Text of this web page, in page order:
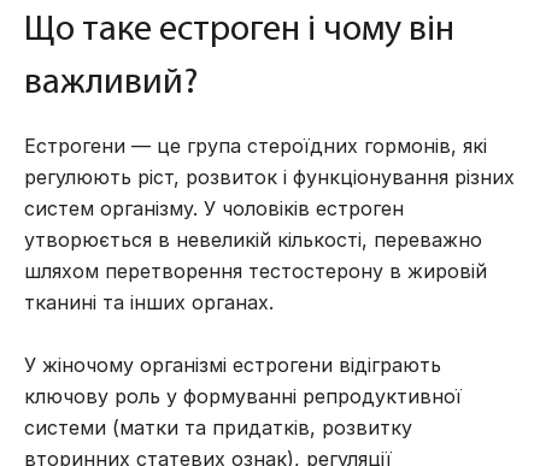
Що таке естроген і чому він
важливий?
Естрогени — це група стероїдних гормонів, які
регулюють ріст, розвиток і функціонування різних
систем організму. У чоловіків естроген
утворюється в невеликій кількості, переважно
шляхом перетворення тестостерону в жировій
тканині та інших органах.
У жіночому організмі естрогени відіграють
ключову роль у формуванні репродуктивної
системи (матки та придатків, розвитку
вторинних статевих ознак), регуляції